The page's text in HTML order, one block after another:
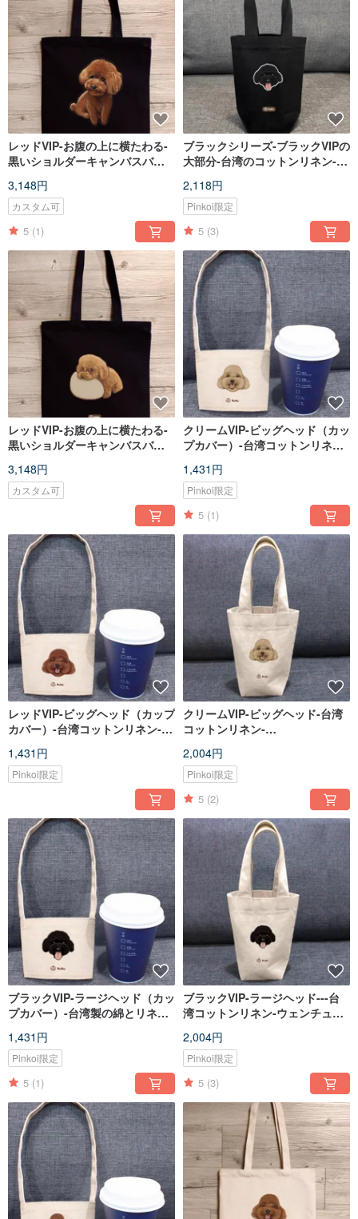
レッドVIP-お腹の上に横たわる-
黒いショルダーキャンバスバッ
プラネット
3,148円
カスタム可
5 (1)
ブラックシリーズ-ブラックVIPの
大部分-台湾のコットンリネン-ウ
護-フライプラネット
2,118円
Pinkoi限定
5 (3)
レッドVIP-お腹の上に横たわる-
黒いショルダーキャンバスバッ
プラネット
3,148円
カスタム可
クリームVIP-ビッグヘッド（カッ
プカバー）-台湾コットンリネン-
グ-ハエの惑星
1,431円
Pinkoi限定
5 (1)
レッドVIP-ビッグヘッド（カップ
カバー）-台湾コットンリネン-
護-ドリンクバッグ-フライプラネ
ット
1,431円
Pinkoi限定
クリームVIP-ビッグヘッド-台湾
コットンリネン-
境飲料バッグ-ハエの惑星
2,004円
Pinkoi限定
5 (2)
ブラックVIP-ラージヘッド（カッ
プカバー）-台湾製の綿とリネン-
グ-ハエの惑星
1,431円
Pinkoi限定
5 (1)
ブラックVIP-ラージヘッド---台
湾コットンリネン-ウェンチュア
フライプラネット
2,004円
Pinkoi限定
5 (3)